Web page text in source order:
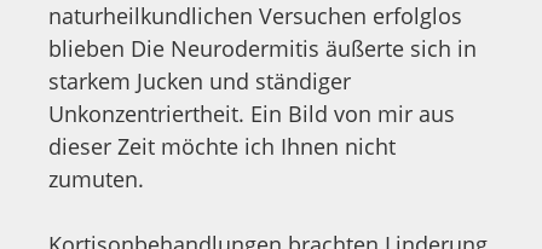
naturheilkundlichen Versuchen erfolglos
blieben Die Neurodermitis äußerte sich in
starkem Jucken und ständiger
Unkonzentriertheit. Ein Bild von mir aus
dieser Zeit möchte ich Ihnen nicht
zumuten.